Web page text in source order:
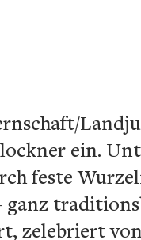
ein.
feste
ganz
zelebriert